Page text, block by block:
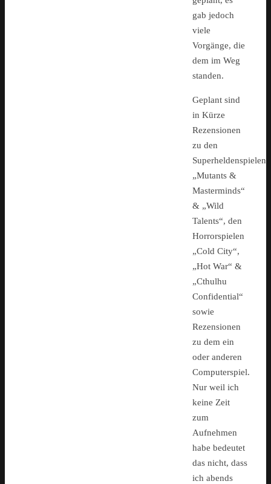
gab jedoch
viele
Vorgänge, die
dem im Weg
standen.
Geplant sind
in Kürze
Rezensionen
zu den
Superheldenspielen
„Mutants &
Masterminds“
& „Wild
Talents“, den
Horrorspielen
„Cold City“,
„Hot War“ &
„Cthulhu
Confidential“
sowie
Rezensionen
zu dem ein
oder anderen
Computerspiel.
Nur weil ich
keine Zeit
zum
Aufnehmen
habe bedeutet
das nicht, dass
ich abends